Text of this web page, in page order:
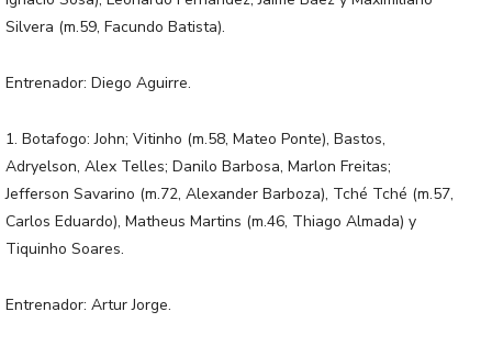
Silvera (m.59, Facundo Batista).
Entrenador: Diego Aguirre.
1. Botafogo: John; Vitinho (m.58, Mateo Ponte), Bastos,
Adryelson, Alex Telles; Danilo Barbosa, Marlon Freitas;
Jefferson Savarino (m.72, Alexander Barboza), Tché Tché (m.57,
Carlos Eduardo), Matheus Martins (m.46, Thiago Almada) y
Tiquinho Soares.
Entrenador: Artur Jorge.